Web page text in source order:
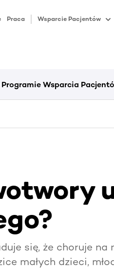
Praca Wsparcie Pacjentów
Programie Wsparcia
się, że choruje na
małych dzieci,